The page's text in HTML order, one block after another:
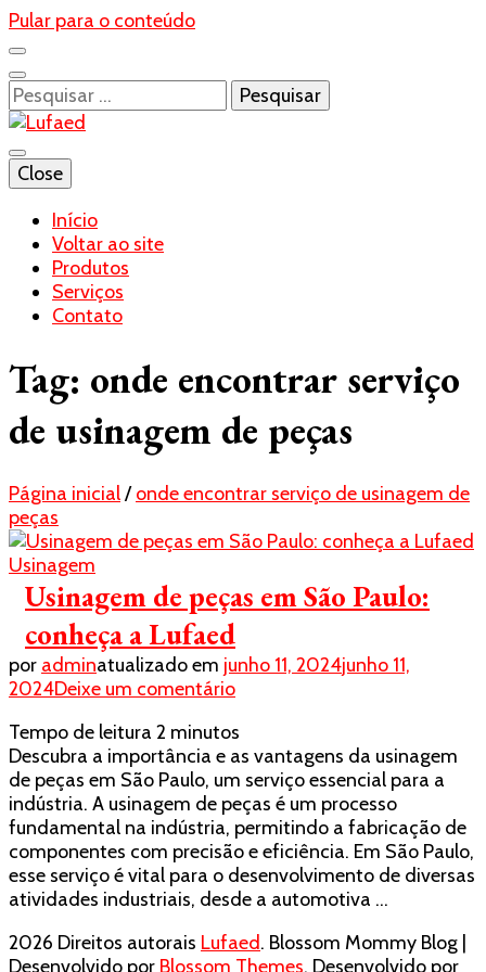
Pular para o conteúdo
Pesquisar
por:
Lufaed
Blog- Lufaed
Close
Início
Voltar ao site
Produtos
Serviços
Contato
Tag: onde encontrar serviço
de usinagem de peças
Página inicial/ onde encontrar serviço de usinagem de
peças
Usinagem
Usinagem de peças em São Paulo:
conheça a Lufaed
por adminatualizado em junho 11, 2024junho 11,
2024Deixe um comentárioem
de
peças
em
São
Paulo:
conheça
a
Lufaed
Tempo de leitura 2 minutos
Descubra a importância e as vantagens da usinagem
de peças em São Paulo, um serviço essencial para a
indústria. A usinagem de peças é um processo
fundamental na indústria, permitindo a fabricação de
componentes com precisão e eficiência. Em São Paulo,
esse serviço é vital para o desenvolvimento de diversas
atividades industriais, desde a automotiva …
2026 Direitos autorais Lufaed. Blossom Mommy Blog |
Desenvolvido por Blossom Themes. Desenvolvido por